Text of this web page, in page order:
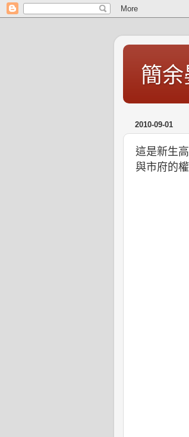
簡
2010-09-01
這是新生
與市府的